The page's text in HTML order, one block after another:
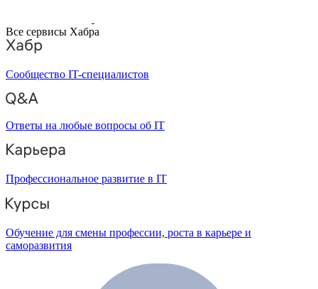
Все сервисы Хабра
Сообщество IT-специалистов
Ответы на любые вопросы об IT
Профессиональное развитие в IT
Обучение для смены профессии, роста в карьере и
саморазвития